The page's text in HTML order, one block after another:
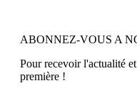
ABONNEZ-VOUS A
Pour recevoir l'actualité
première !